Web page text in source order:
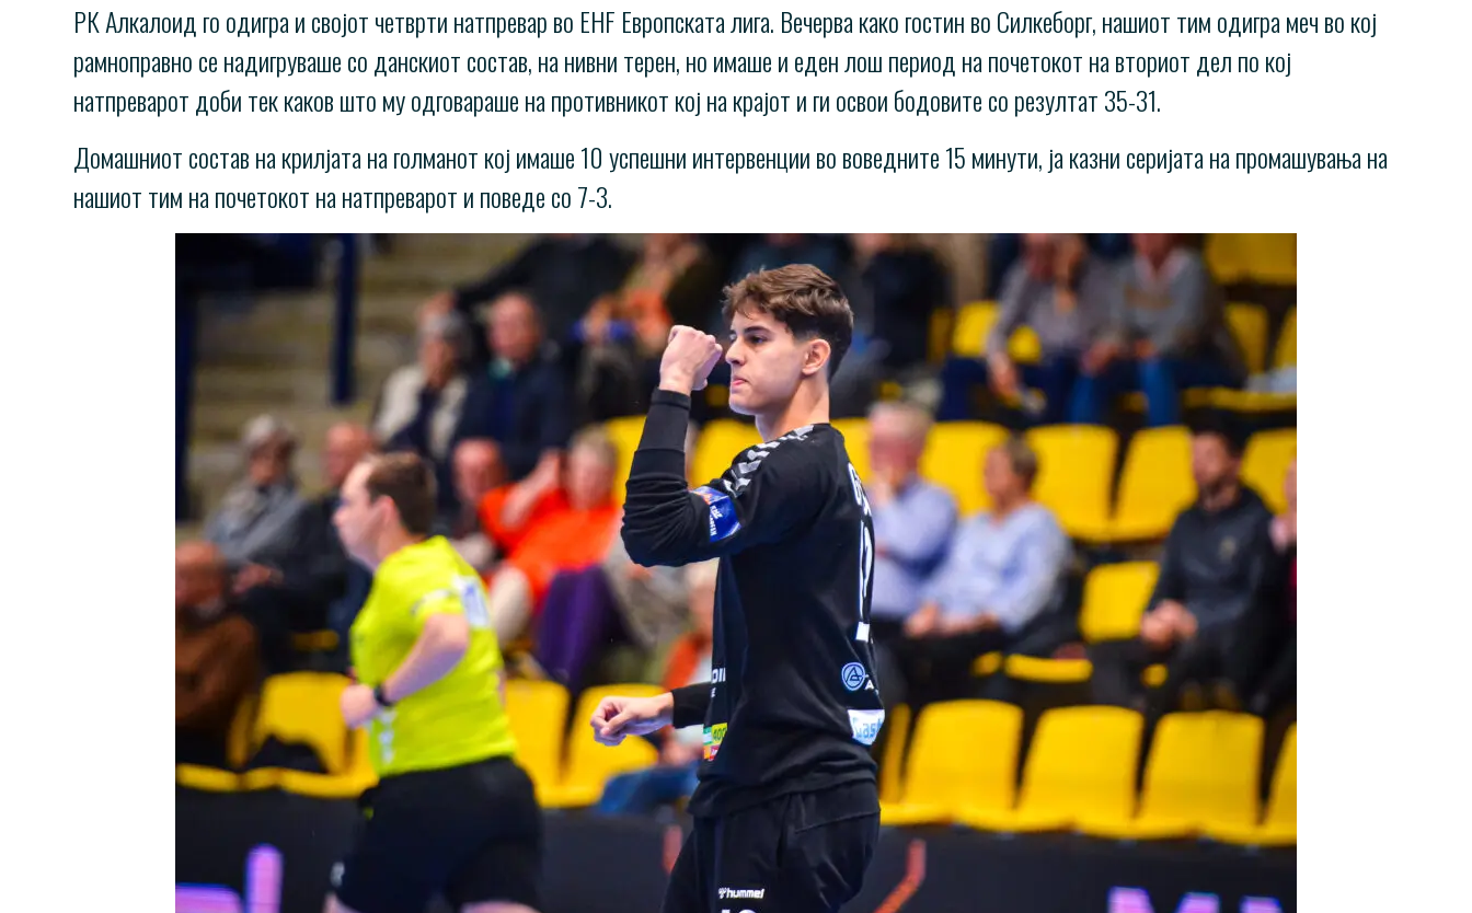
РК Алкалоид го одигра и својот четврти натпревар во EHF Европската лига. Вечерва како гостин во Силкеборг, нашиот тим одигра меч во кој
рамноправно се надигруваше со данскиот состав, на нивни терен, но имаше и еден лош период на почетокот на вториот дел по кој
натпреварот доби тек каков што му одговараше на противникот кој на крајот и ги освои бодовите со резултат 35-31.
Домашниот состав на крилјата на голманот кој имаше 10 успешни интервенции во воведните 15 минути, ја казни серијата на промашувања на
нашиот тим на почетокот на натпреварот и поведе со 7-3.